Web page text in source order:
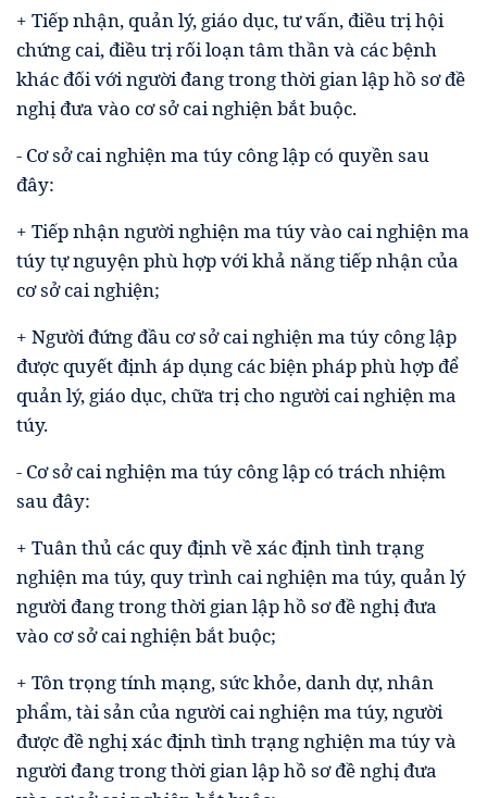
+ Tiếp nhận, quản lý, giáo dục, tư vấn, điều trị hội
chứng cai, điều trị rối loạn tâm thần và các bệnh
khác đối với người đang trong thời gian lập hồ sơ đề
nghị đưa vào cơ sở cai nghiện bắt buộc.
- Cơ sở cai nghiện ma túy công lập có quyền sau
đây:
+ Tiếp nhận người nghiện ma túy vào cai nghiện ma
túy tự nguyện phù hợp với khả năng tiếp nhận của
cơ sở cai nghiện;
+ Người đứng đầu cơ sở cai nghiện ma túy công lập
được quyết định áp dụng các biện pháp phù hợp để
quản lý, giáo dục, chữa trị cho người cai nghiện ma
túy.
- Cơ sở cai nghiện ma túy công lập có trách nhiệm
sau đây:
+ Tuân thủ các quy định về xác định tình trạng
nghiện ma túy, quy trình cai nghiện ma túy, quản lý
người đang trong thời gian lập hồ sơ đề nghị đưa
vào cơ sở cai nghiện bắt buộc;
+ Tôn trọng tính mạng, sức khỏe, danh dự, nhân
phẩm, tài sản của người cai nghiện ma túy, người
được đề nghị xác định tình trạng nghiện ma túy và
người đang trong thời gian lập hồ sơ đề nghị đưa